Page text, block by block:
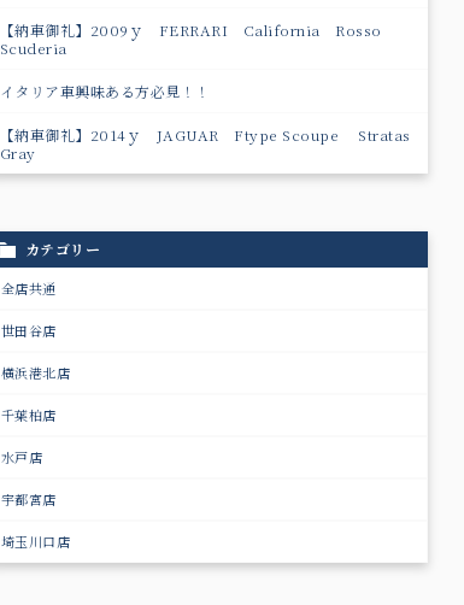
【納車御礼】2009ｙ FERRARI California Rosso
Scuderia
イタリア車興味ある方必見！！
【納車御礼】2014ｙ JAGUAR Ftype Scoupe Stratas
Gray
カテゴリー
全店共通
世田谷店
横浜港北店
千葉柏店
水戸店
宇都宮店
埼玉川口店